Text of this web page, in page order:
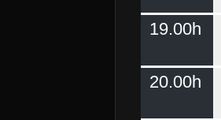
19.00h
20.00h